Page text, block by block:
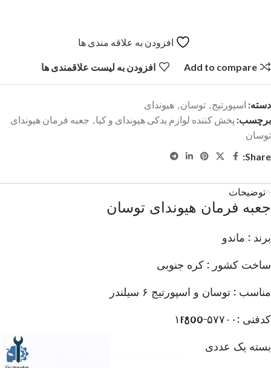
افزودن به علاقه مندی ها
Add to compare افزودن به لیست علاقمندی ها
دسته: اسپورتیج, توسان, هیوندای
برچسب: پخش کننده لوازم یدکی هیوندای و کیا, جعبه فرمان هیوندای
توسان
Share:
توضیحات
جعبه فرمان هیوندای توسان
برند : ماندو
ساخت کشور : کره جنوبی
مناسب : توسان و اسپورتیج ۶ سیلندر
کدفنی :۵۷۷۰۰-۱F800
بسته یک عددی